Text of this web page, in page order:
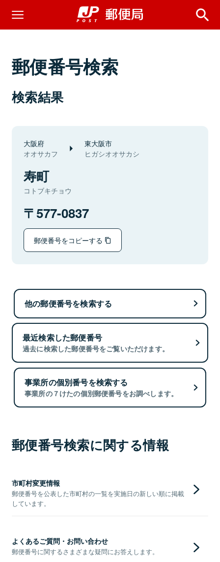
郵便番号検索
検索結果
大阪府
オオサカフ
東大阪市
ヒガシオオサカシ
寿町
コトブキチョウ
577-0837
郵便番号をコピーする
他の郵便番号を検索する
最近検索した郵便番号
過去に検索した郵便番号をご覧いただけます。
事業所の個別番号を検索する
事業所の７けたの個別郵便番号をお調べします。
郵便番号検索に関する情報
市町村変更情報
郵便番号を公表した市町村の一覧を実施日の新しい順に掲載
しています。
よくあるご質問・お問い合わせ
郵便番号に関するさまざまな疑問にお答えします。